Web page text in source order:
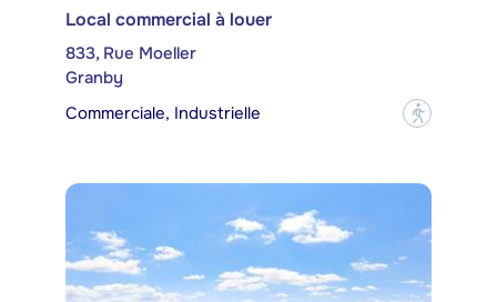
Local commercial à louer
833, Rue Moeller
Granby
Commerciale, Industrielle
?